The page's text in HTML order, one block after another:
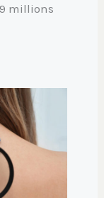
millions